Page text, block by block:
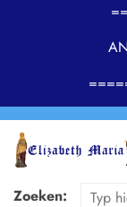
Zoeken: